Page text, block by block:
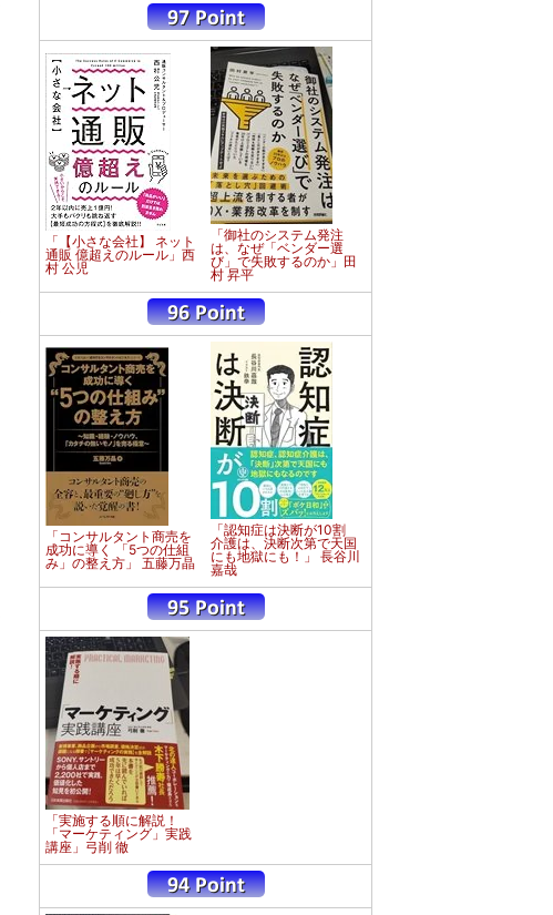
「【小さな会社】 ネット
通販 億超えのルール」西
村 公児
「御社のシステム発注
は、なぜ「ベンダー選
び」で失敗するのか」田
村 昇平
「コンサルタント商売を
成功に導く 「5つの仕組
み」の整え方」 五藤万晶
「認知症は決断が10割
介護は、決断次第で天国
にも地獄にも！」 長谷川
嘉哉
「実施する順に解説！
「マーケティング」実践
講座」弓削 徹